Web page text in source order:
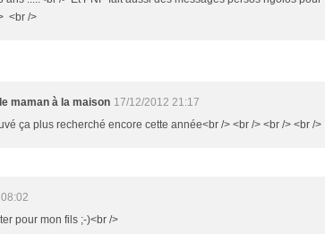
<br />
maman à la maison 17/12/2012 21:17
ça plus recherché encore cette année<br /> <br /> <br /> <br />
pour mon fils ;-)<br />